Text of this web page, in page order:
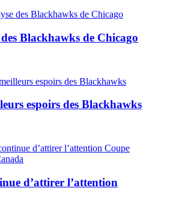
Blackhawks de Chicago
espoirs des Blackhawks
d’attirer l’attention